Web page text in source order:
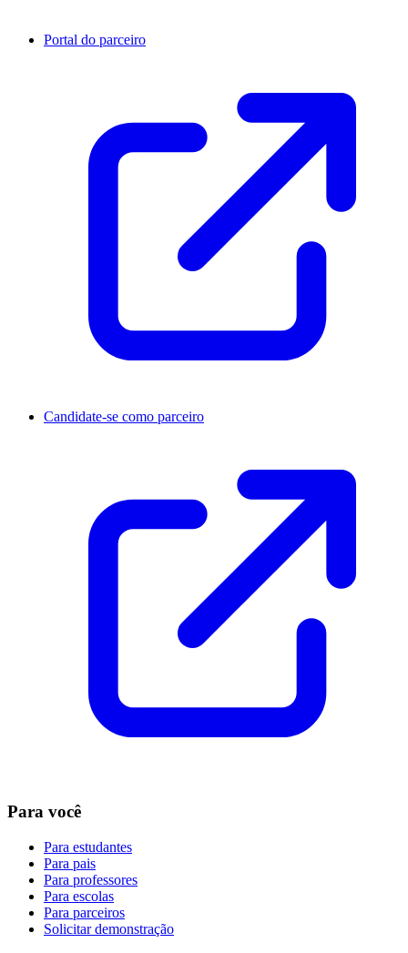
Portal do parceiro
Candidate-se como parceiro
Para você
Para estudantes
Para pais
Para professores
Para escolas
Para parceiros
Solicitar demonstração